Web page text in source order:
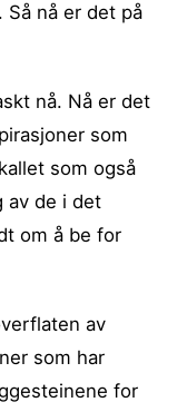
Så nå er det på
nå. Nå er det
som
som også
av de i det
om å be for
av
som har
for